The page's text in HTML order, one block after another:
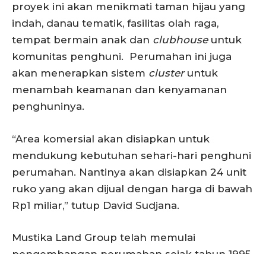
proyek ini akan menikmati taman hijau yang
indah, danau tematik, fasilitas olah raga,
tempat bermain anak dan clubhouse untuk
komunitas penghuni. Perumahan ini juga
akan menerapkan sistem cluster untuk
menambah keamanan dan kenyamanan
penghuninya.
“Area komersial akan disiapkan untuk
mendukung kebutuhan sehari-hari penghuni
perumahan. Nantinya akan disiapkan 24 unit
ruko yang akan dijual dengan harga di bawah
Rp1 miliar,” tutup David Sudjana.
Mustika Land Group telah memulai